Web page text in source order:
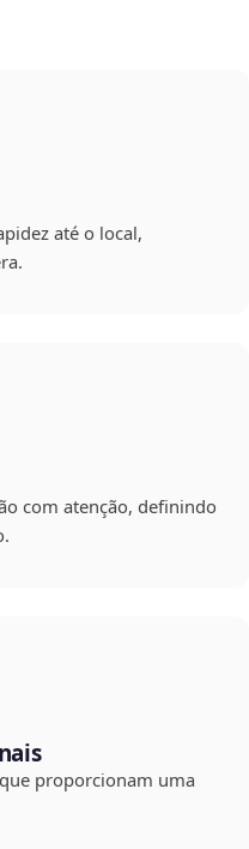
até o local,
com atenção, definindo
proporcionam uma